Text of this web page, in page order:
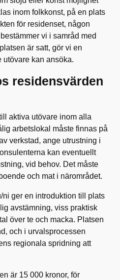
inom folkkonst, på en plats
för residenset, någon
vi i samråd med
är satt, gör vi en
utövare kan ansöka.
residensvärden
aktiva utövare inom alla
arbetslokal måste finnas på
verkstad, ange utrustning i
kan eventuellt
vid behov. Det måste
och mat i närområdet.
ger en introduktion till plats
avstämning, viss praktisk
över te och macka. Platsen
och i urvalsprocessen
regionala spridning att
är 15 000 kronor, för